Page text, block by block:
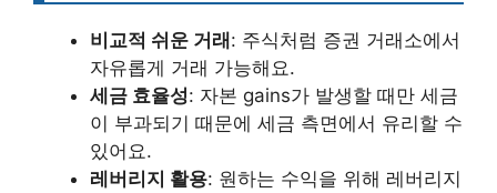
비교적 쉬운 거래: 주식처럼 증권 거래소에서
자유롭게 거래 가능해요.
세금 효율성: 자본 gains가 발생할 때만 세금
이 부과되기 때문에 세금 측면에서 유리할 수
있어요.
레버리지 활용: 원하는 수익을 위해 레버리지